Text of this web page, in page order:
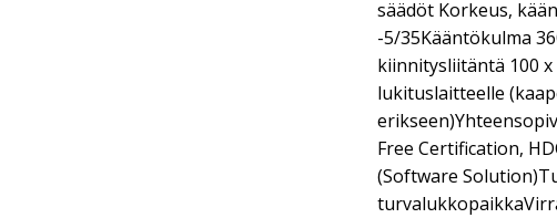
säädöt Korkeus,
-5/35Kääntökulma
kiinnitysliitäntä 100
lukituslaitteelle
Free Certification,
(Software